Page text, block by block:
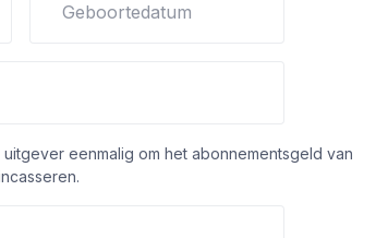
Geboortedatum
eenmalig om het abonnementsgeld van